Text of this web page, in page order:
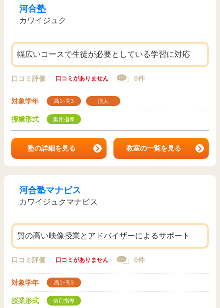
河合塾
カワイジュク
幅広いコースで生徒が必要としている学習に対応
口コミ評価 口コミがありません 0件
対象学年 高1~高3 浪人
授業形式 集団指導
塾の詳細を見る 教室の一覧を見る
河合塾マナビス
カワイジュクマナビス
質の高い映像授業とアドバイザーによるサポート
口コミ評価 口コミがありません 0件
対象学年 高1~高3
授業形式 個別指導